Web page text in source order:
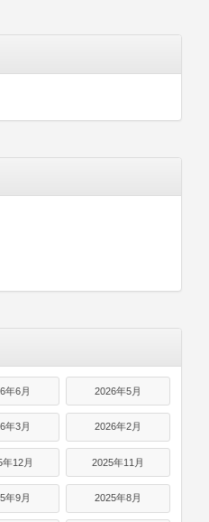
年6月 2026年5月
年3月 2026年2月
年12月 2025年11月
年9月 2025年8月